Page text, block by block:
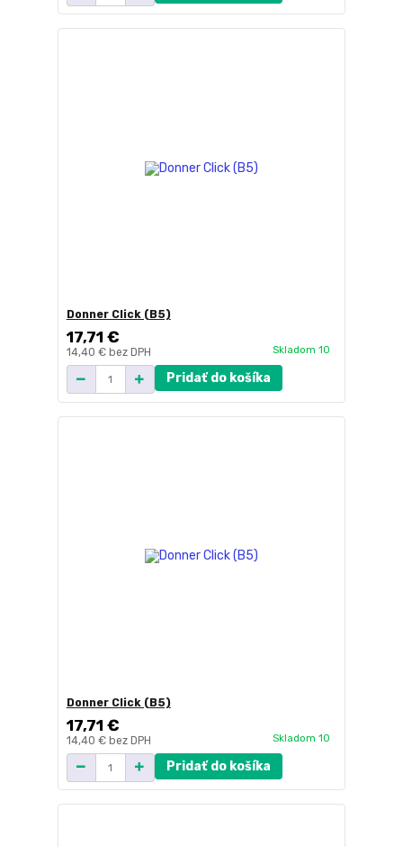
Donner Click (B5)
17,71 €
14,40 € bez DPH Skladom 10
Pridať do košíka
Donner Click (B5)
17,71 €
14,40 € bez DPH Skladom 10
Pridať do košíka